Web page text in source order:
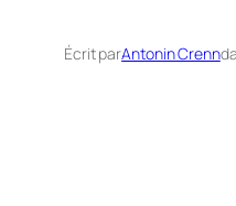
Écrit parAntonin Crenn